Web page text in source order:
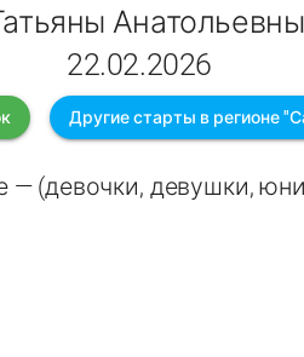
22.02.2026
Другие старты в регионе
— (девочки, девушки,